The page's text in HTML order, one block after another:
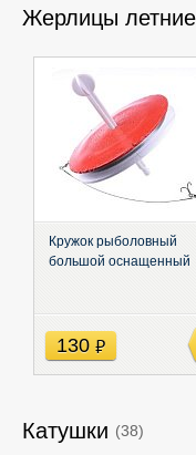
Жерлицы летние
Кружок рыболовный
большой оснащенный
130 руб
Катушки (38)